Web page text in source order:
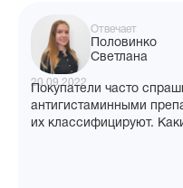
Отвечает
Половинко
Светлана
20.09.2022
Покупатели часто
антигистаминными
их классифицируют.